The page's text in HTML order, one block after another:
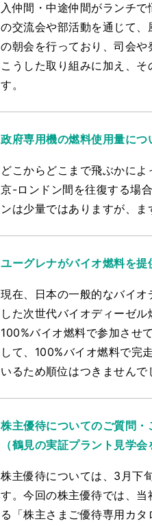
入仲間・中途仲間がランチ
の交流会や部活動を通じて
の朝会を行っており、司会や
こうした取り組みに加え、
す。
政府専用機の燃料使用量につ
どこからどこまで飛ぶかに
京-ロンドン間を往復する場
ンは少量ではありますが、
ユーグレナがバイオ燃料を
現在、日本の一般的なバイ
した次世代バイオディーゼ
100%バイオ燃料で参加させ
して、100%バイオ燃料で完
いるため順位はつきませんで
株主優待についてのご質問・
（鶴見の実証プラント見学
株主優待については、3月下
す。今回の株主優待では、
る「株主さまご優待専用カタ